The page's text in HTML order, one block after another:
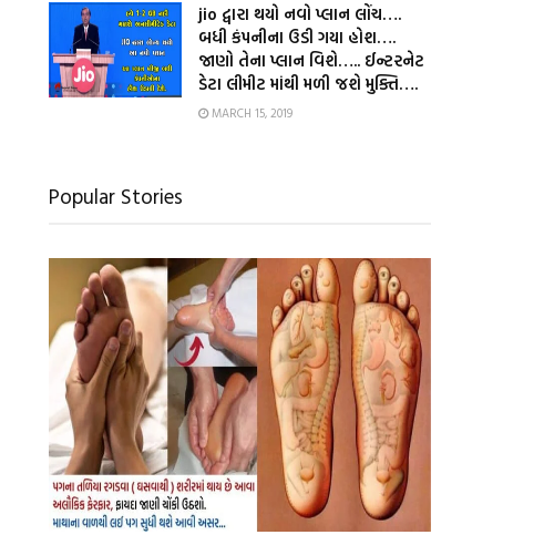
jio દ્વારા થયો નવો પ્લાન લોંચ….
બધી કંપનીના ઉડી ગયા હોશ….
જાણો તેના પ્લાન વિશે….. ઈન્ટરનેટ
ડેટા લીમીટ માંથી મળી જશે મુક્તિ….
MARCH 15, 2019
Popular Stories